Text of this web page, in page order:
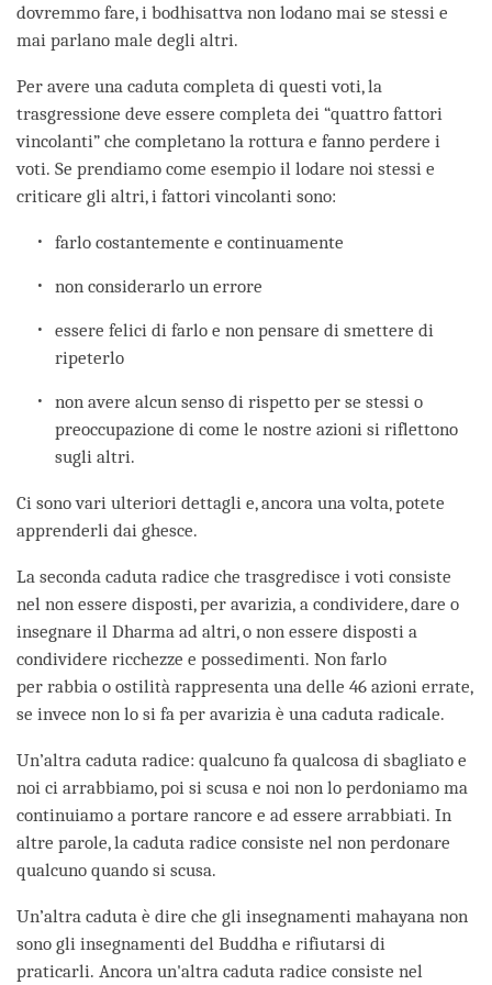
dovremmo fare, i bodhisattva non lodano mai se stessi e
mai parlano male degli altri.
Per avere una caduta completa di questi voti, la
trasgressione deve essere completa dei “quattro fattori
vincolanti” che completano la rottura e fanno perdere i
voti. Se prendiamo come esempio il lodare noi stessi e
criticare gli altri, i fattori vincolanti sono:
farlo costantemente e continuamente
non considerarlo un errore
essere felici di farlo e non pensare di smettere di
ripeterlo
non avere alcun senso di rispetto per se stessi o
preoccupazione di come le nostre azioni si riflettono
sugli altri.
Ci sono vari ulteriori dettagli e, ancora una volta, potete
apprenderli dai ghesce.
La seconda caduta radice che trasgredisce i voti consiste
nel non essere disposti, per avarizia, a condividere, dare o
insegnare il Dharma ad altri, o non essere disposti a
condividere ricchezze e possedimenti. Non farlo
per rabbia o ostilità rappresenta una delle 46 azioni errate,
se invece non lo si fa per avarizia è una caduta radicale.
Un’altra caduta radice: qualcuno fa qualcosa di sbagliato e
noi ci arrabbiamo, poi si scusa e noi non lo perdoniamo ma
continuiamo a portare rancore e ad essere arrabbiati. In
altre parole, la caduta radice consiste nel non perdonare
qualcuno quando si scusa.
Un’altra caduta è dire che gli insegnamenti mahayana non
sono gli insegnamenti del Buddha e rifiutarsi di
praticarli. Ancora un'altra caduta radice consiste nel